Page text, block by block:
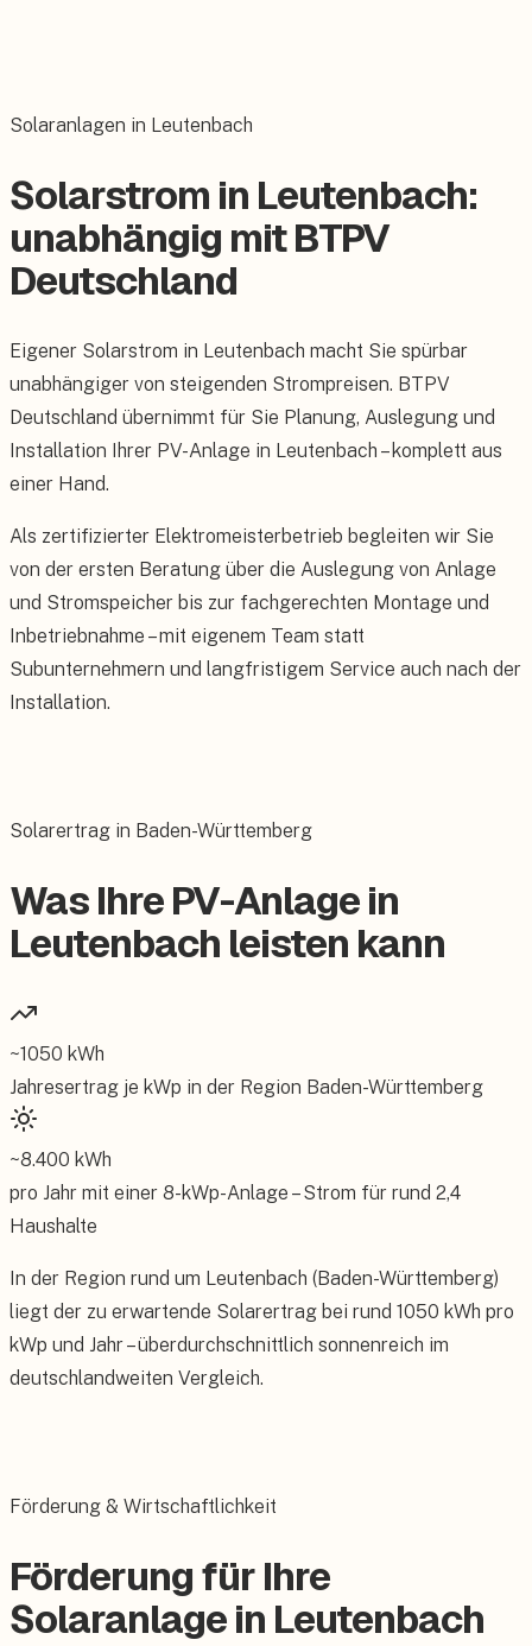
Solaranlagen in Leutenbach
Solarstrom in Leutenbach:
unabhängig mit BTPV
Deutschland
Eigener Solarstrom in Leutenbach macht Sie spürbar
unabhängiger von steigenden Strompreisen. BTPV
Deutschland übernimmt für Sie Planung, Auslegung und
Installation Ihrer PV-Anlage in Leutenbach – komplett aus
einer Hand.
Als zertifizierter Elektromeisterbetrieb begleiten wir Sie
von der ersten Beratung über die Auslegung von Anlage
und Stromspeicher bis zur fachgerechten Montage und
Inbetriebnahme – mit eigenem Team statt
Subunternehmern und langfristigem Service auch nach der
Installation.
Solarertrag in Baden-Württemberg
Was Ihre PV-Anlage in
Leutenbach leisten kann
~1050 kWh
Jahresertrag je kWp in der Region Baden-Württemberg
~8.400 kWh
pro Jahr mit einer 8-kWp-Anlage – Strom für rund 2,4
Haushalte
In der Region rund um Leutenbach (Baden-Württemberg)
liegt der zu erwartende Solarertrag bei rund 1050 kWh pro
kWp und Jahr – überdurchschnittlich sonnenreich im
deutschlandweiten Vergleich.
Förderung & Wirtschaftlichkeit
Förderung für Ihre
Solaranlage in Leutenbach